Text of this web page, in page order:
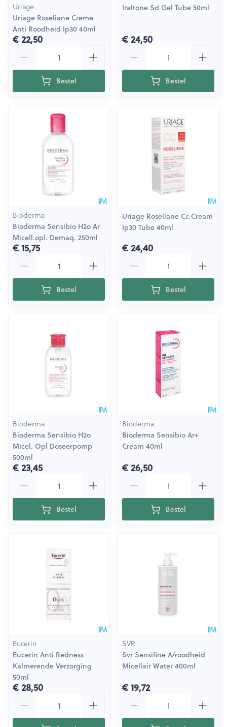
Uriage
Uriage Roseliane Creme
Anti Roodheid Ip30 40ml
€ 22,50
Bestel
Iraltone Sd Gel Tube 50ml
€ 24,50
Bestel
Bioderma
Bioderma Sensibio H2o Ar
Micell.opl. Demaq. 250ml
€ 15,75
Bestel
Uriage Roseliane Cc Cream
Ip30 Tube 40ml
€ 24,40
Bestel
Bioderma
Bioderma Sensibio H2o
Micel. Opl Doseerpomp
500ml
€ 23,45
Bestel
Bioderma
Bioderma Sensibio Ar+
Cream 40ml
€ 26,50
Bestel
Eucerin
Eucerin Anti Redness
Kalmerende Verzorging
50ml
€ 28,50
SVR
Svr Sensifine A/roodheid
Micellair Water 400ml
€ 19,72